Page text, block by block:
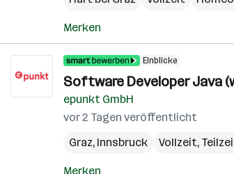
Merken
Einblicke
Software Developer Java
epunkt GmbH
vor 2 Tagen veröffentlicht
Graz, Innsbruck Vollzeit,
Merken